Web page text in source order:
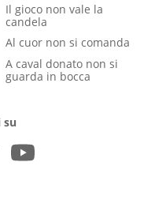
Il gioco non vale la
candela
Al cuor non si comanda
A caval donato non si
guarda in bocca
su